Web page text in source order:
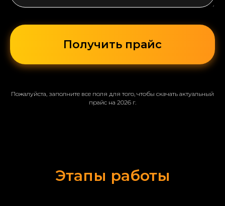
Получить прайс
Пожалуйста, заполните все поля для того, чтобы скачать актуальный
прайс на 2026 г.
Этапы работы